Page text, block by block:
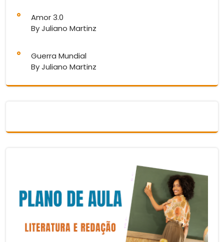
Amor 3.0
By Juliano Martinz
Guerra Mundial
By Juliano Martinz